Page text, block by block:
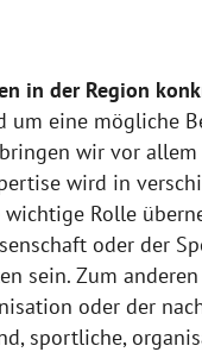
in der Region
um eine mögliche
wir vor
wird in
Rolle
oder der
sein. Zum
oder der
sportliche,